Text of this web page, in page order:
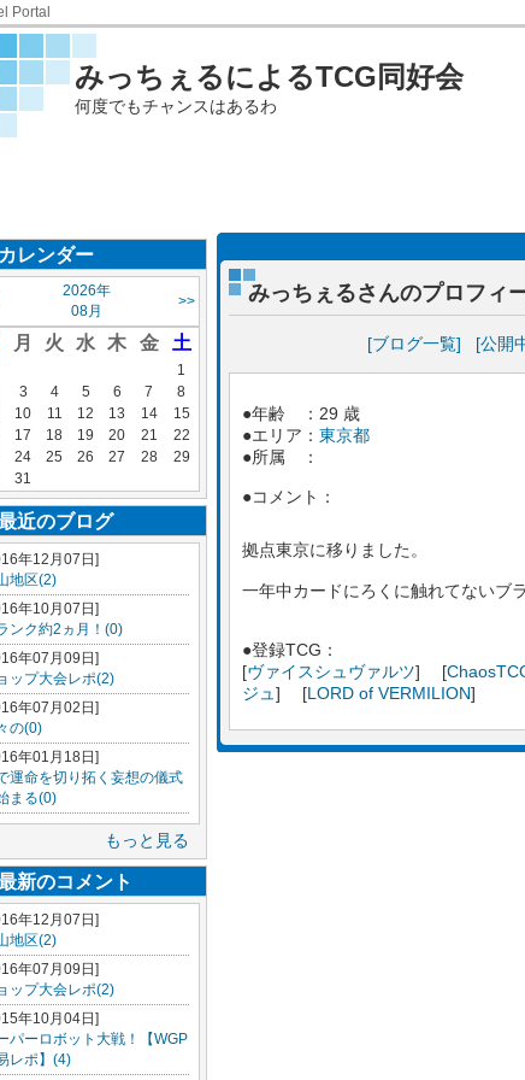
Portal
みっちぇるによるTCG同好会
何度でもチャンスはあるわ
カレンダー
2026年
08月
>>
月 火 水 木 金 土
1
3 4 5 6 7
8
10 11 12 13 14
15
17 18 19 20 21
22
24 25 26 27 28
29
31
近のブログ
年12月07日]
地区(2)
年10月07日]
ンク約2ヵ月！(0)
年07月09日]
ップ大会レポ(2)
年07月02日]
の(0)
年01月18日]
運命を切り拓く妄想の儀式
まる(0)
もっと見る
新のコメント
年12月07日]
地区(2)
年07月09日]
ップ大会レポ(2)
年10月04日]
パーロボット大戦！【WGP
レポ】(4)
みっちぇるさんのプロフィ
[ブログ一覧] [公開
●年齢 ：29 歳
●エリア： 東京都
●所属 ：
●コメント：
拠点東京に移りました。
一年中カードにろくに触れてないブ
●登録TCG：
[ヴァイスシュヴァルツ] [
ジュ ] [LORD of VERMILION]